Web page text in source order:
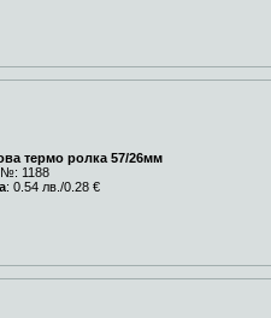
термо ролка 57/26мм
№: 1188
: 0.54 лв./0.28 €